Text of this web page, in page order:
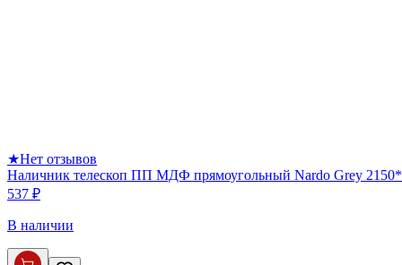
★Нет отзывов
Наличник телескоп ПП МДФ прямоугольный Nardo Grey
537 ₽
В наличии